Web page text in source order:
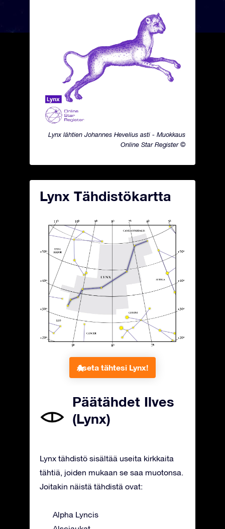
Lynx lähtien Johannes Hevelius asti - Muokkaus
Online Star Register ©
Lynx Tähdistökartta
Aseta tähtesi Lynx!
Päätähdet Ilves
(Lynx)
Lynx tähdistö sisältää useita kirkkaita
tähtiä, joiden mukaan se saa muotonsa.
Joitakin näistä tähdistä ovat:
Alpha Lyncis